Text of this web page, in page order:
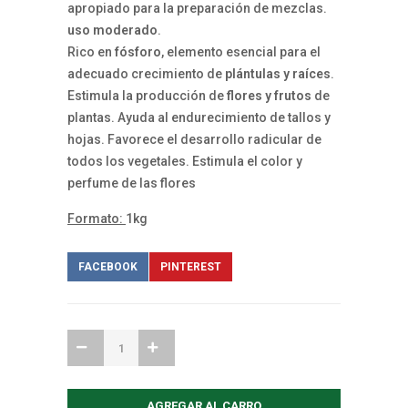
apropiado para la preparación de mezclas.
uso moderado.
Rico en fósforo, elemento esencial para el
adecuado crecimiento de plántulas y raíces.
Estimula la producción deflores y frutos de
plantas. Ayuda al endurecimiento de tallos y
hojas. Favorece el desarrollo radicular de
todos los vegetales. Estimula el color y
perfume de las flores
Formato: 1kg
FACEBOOK PINTEREST